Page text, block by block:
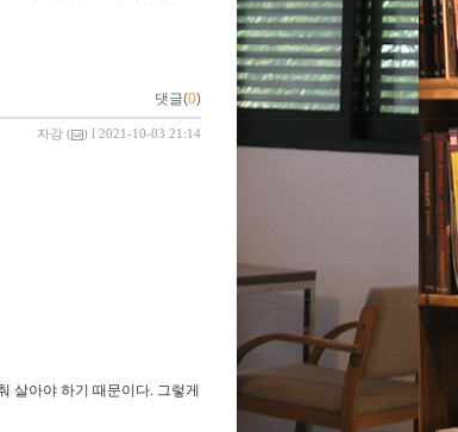
댓글(0)
자강 ( ) l 2021-10-03 21:14
살아야 하기 때문이다. 그렇게